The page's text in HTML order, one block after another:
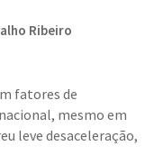
Ribeiro
fatores de
mesmo em
leve desaceleração,